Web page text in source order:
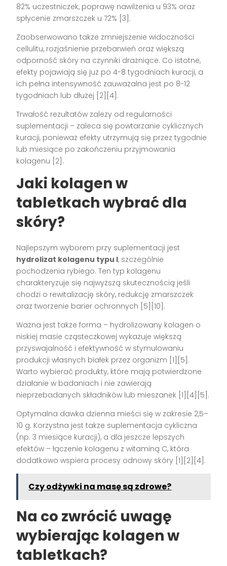
82% uczestniczek, poprawę nawilżenia u 93% oraz
spłycenie zmarszczek u 72% [3] .
Zaobserwowano także zmniejszenie widoczności
cellulitu, rozjaśnienie przebarwień oraz większą
odporność skóry na czynniki drażniące. Co istotne,
efekty pojawiają się już po 4-8 tygodniach kuracji, a
ich pełna intensywność zauważalna jest po 8-12
tygodniach lub dłużej [2][4] .
Trwałość rezultatów zależy od regularności
suplementacji – zaleca się powtarzanie cyklicznych
kuracji, ponieważ efekty utrzymują się przez tygodnie
lub miesiące po zakończeniu przyjmowania
kolagenu [2] .
Jaki kolagen w
tabletkach wybrać dla
skóry?
Najlepszym wyborem przy suplementacji jest
hydrolizat kolagenu typu I, szczególnie
pochodzenia rybiego. Ten typ kolagenu
charakteryzuje się najwyższą skutecznością jeśli
chodzi o rewitalizację skóry, redukcję zmarszczek
oraz tworzenie barier ochronnych [5][10] .
Ważna jest także forma – hydrolizowany kolagen o
niskiej masie cząsteczkowej wykazuje większą
przyswajalność i efektywność w stymulowaniu
produkcji własnych białek przez organizm [1][5] .
Warto wybierać produkty, które mają potwierdzone
działanie w badaniach i nie zawierają
nieprzebadanych składników lub mieszanek [1][4][5] .
Optymalna dawka dzienna mieści się w zakresie 2,5–
10 g. Korzystna jest także suplementacja cykliczna
(np. 3 miesiące kuracji), a dla jeszcze lepszych
efektów – łączenie kolagenu z witaminą C, która
dodatkowo wspiera procesy odnowy skóry [1][2][4] .
Czy odżywki na masę są zdrowe?
Na co zwrócić uwagę
wybierając kolagen w
tabletkach?